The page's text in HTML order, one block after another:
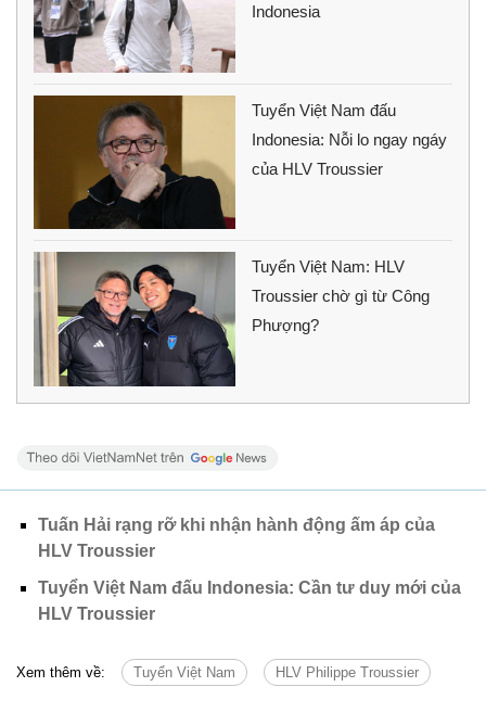
Indonesia
Tuyển Việt Nam đấu
Indonesia: Nỗi lo ngay ngáy
của HLV Troussier
Tuyển Việt Nam: HLV
Troussier chờ gì từ Công
Phượng?
Tuấn Hải rạng rỡ khi nhận hành động ấm áp của
HLV Troussier
Tuyển Việt Nam đấu Indonesia: Cần tư duy mới của
HLV Troussier
Xem thêm về: Tuyển Việt Nam HLV Philippe Troussier